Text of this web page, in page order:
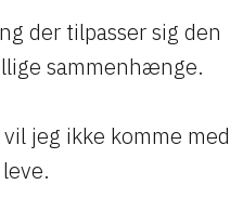
der tilpasser sig den
sammenhænge.
jeg ikke komme med